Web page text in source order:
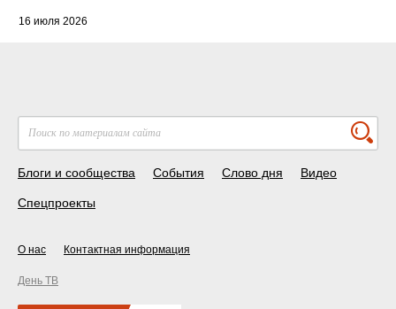
16 июля 2026
Блоги и сообщества События Слово дня Видео
Спецпроекты
О нас Контактная информация
День ТВ